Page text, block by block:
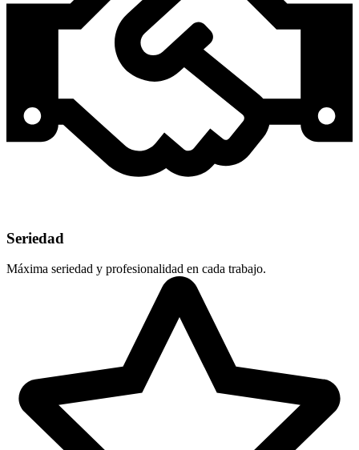
Seriedad
Máxima seriedad y profesionalidad en cada trabajo.